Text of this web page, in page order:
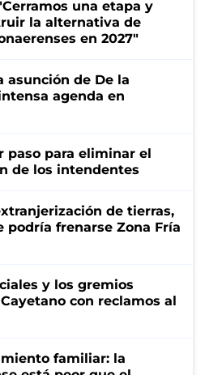
una etapa y
la alternativa de
en 2027"
asunción de De la
agenda en
paso para eliminar el
de los intendentes
de tierras,
podría frenarse Zona Fría
y los gremios
con reclamos al
familiar: la